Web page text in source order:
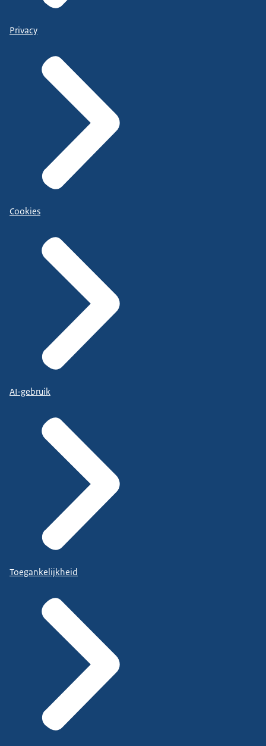
Privacy
Cookies
AI-gebruik
Toegankelijkheid